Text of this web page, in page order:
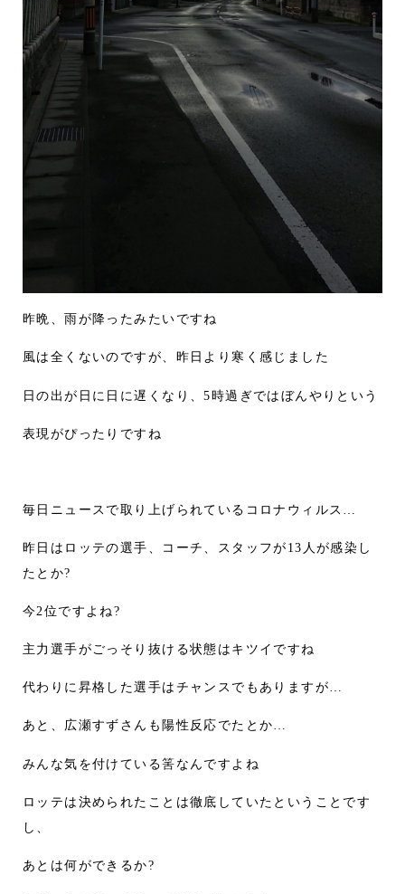
昨晩、雨が降ったみたいですね
風は全くないのですが、昨日より寒く感じました
日の出が日に日に遅くなり、5時過ぎではぼんやりという
表現がぴったりですね
毎日ニュースで取り上げられているコロナウィルス…
昨日はロッテの選手、コーチ、スタッフが13人が感染し
たとか?
今2位ですよね?
主力選手がごっそり抜ける状態はキツイですね
代わりに昇格した選手はチャンスでもありますが…
あと、広瀬すずさんも陽性反応でたとか…
みんな気を付けている筈なんですよね
ロッテは決められたことは徹底していたということです
し、
あとは何ができるか?